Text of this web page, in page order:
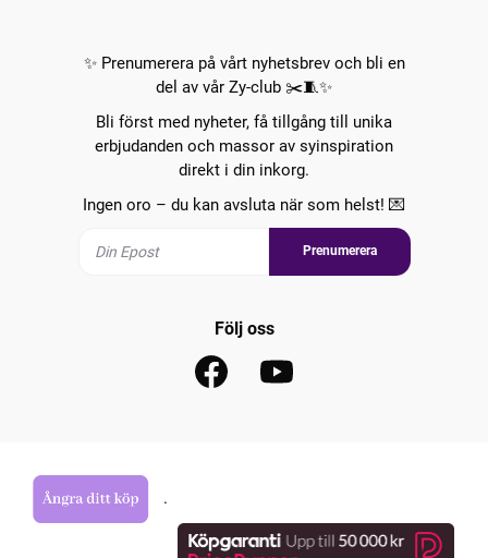
✨ Prenumerera på vårt nyhetsbrev och bli en
del av vår Zy-club ✂️🧵✨
Bli först med nyheter, få tillgång till unika
erbjudanden och massor av syinspiration
direkt i din inkorg.
Ingen oro – du kan avsluta när som helst! 💌
Prenumerera
Följ oss
.